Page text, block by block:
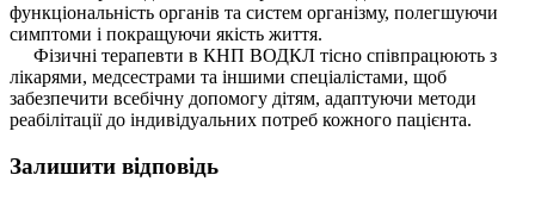
функціональність органів та систем організму, полегшуючи
симптоми і покращуючи якість життя.
Фізичні терапевти в КНП ВОДКЛ тісно співпрацюють з
лікарями, медсестрами та іншими спеціалістами, щоб
забезпечити всебічну допомогу дітям, адаптуючи методи
реабілітації до індивідуальних потреб кожного пацієнта.
Залишити відповідь